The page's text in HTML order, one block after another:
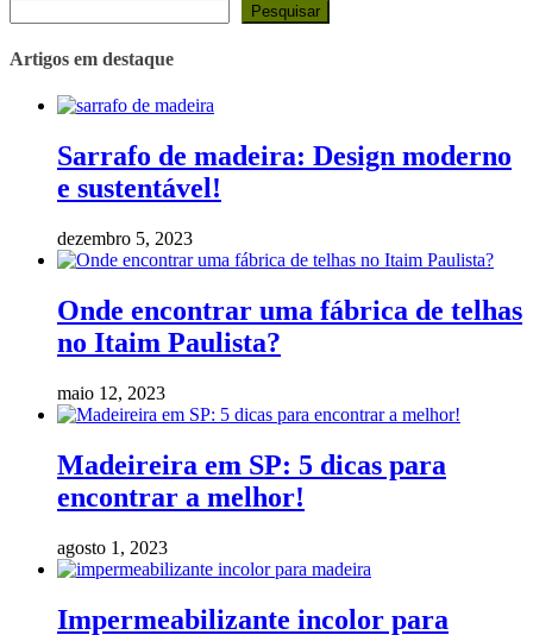
Pesquisar
Artigos em destaque
Sarrafo de madeira: Design moderno
e sustentável!
dezembro 5, 2023
Onde encontrar uma fábrica de telhas
no Itaim Paulista?
maio 12, 2023
Madeireira em SP: 5 dicas para
encontrar a melhor!
agosto 1, 2023
Impermeabilizante incolor para